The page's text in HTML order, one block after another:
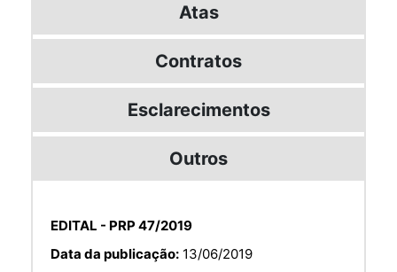
Atas
Contratos
Esclarecimentos
Outros
EDITAL - PRP 47/2019
Data da publicação: 13/06/2019